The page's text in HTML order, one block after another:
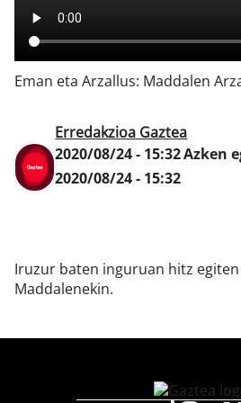
Eman eta Arzallus: Maddalen
Erredakzioa Gaztea
2020/08/24 - 15:32Azken
2020/08/24 - 15:32
Iruzur baten inguruan hitz
Maddalenekin.